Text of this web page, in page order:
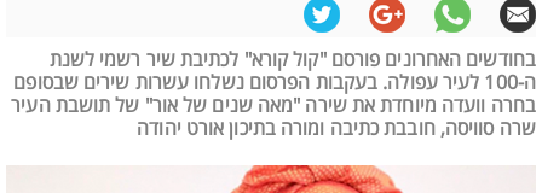
בחודשים האחרונים פורסם "קול קורא" לכתיבת שיר רשמי לשנת
ה-100 לעיר עפולה. בעקבות הפרסום נשלחו עשרות שירים שבסופם
בחרה וועדה מיוחדת את שירה "מאה שנים של אור" של תושבת העיר
שרה סוויסה, חובבת כתיבה ומורה בתיכון אורט יהודה